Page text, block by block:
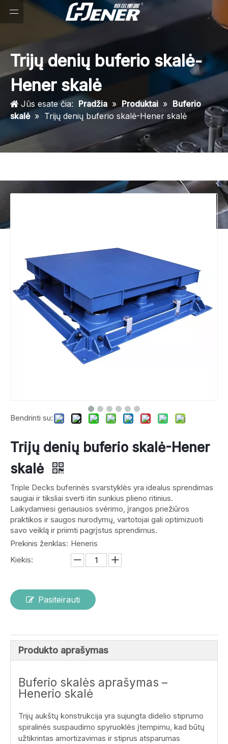
Trijų denių buferio skalė-
Hener skalė
Jūs esate čia: Pradžia » Produktai » Buferio
skalė » Trijų denių buferio skalė-Hener skalė
Bendrinti su:
Trijų denių buferio skalė-Hener
skalė
Triple Decks buferinės svarstyklės yra idealus sprendimas
saugiai ir tiksliai sverti itin sunkius plieno ritinius.
Laikydamiesi geriausios svėrimo, įrangos priežiūros
praktikos ir saugos nurodymų, vartotojai gali optimizuoti
savo veiklą ir priimti pagrįstus sprendimus.
Prekinis ženklas: Heneris
Kiekis:
Pasiteirauti
Produkto aprašymas
Buferio skalės aprašymas –
Henerio skalė
Trijų aukštų konstrukcija yra sujungta didelio stiprumo
spiralinės suspaudimo spyruoklės įtempimu, kad būtų
užtikrintas amortizavimas ir stiprus atsparumas